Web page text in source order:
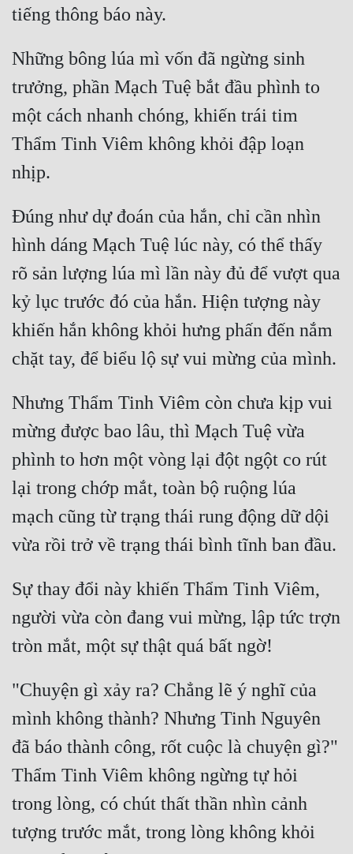
Những bông lúa mì vốn đã ngừng sinh
trưởng, phần Mạch Tuệ bắt đầu phình to
một cách nhanh chóng, khiến trái tim
Thẩm Tinh Viêm không khỏi đập loạn
Đúng như dự đoán của hắn, chỉ cần nhìn
hình dáng Mạch Tuệ lúc này, có thể thấy
rõ sản lượng lúa mì lần này đủ để vượt qua
kỷ lục trước đó của hắn. Hiện tượng này
khiến hắn không khỏi hưng phấn đến nắm
Nhưng Thẩm Tinh Viêm còn chưa kịp vui
mừng được bao lâu, thì Mạch Tuệ vừa
phình to hơn một vòng lại đột ngột co rút
lại trong chớp mắt, toàn bộ ruộng lúa
mạch cũng từ trạng thái rung động dữ dội
Sự thay đổi này khiến Thẩm Tinh Viêm,
người vừa còn đang vui mừng, lập tức trợn
"Chuyện gì xảy ra? Chẳng lẽ ý nghĩ của
mình không thành? Nhưng Tinh Nguyên
đã báo thành công, rốt cuộc là chuyện gì?"
Thẩm Tinh Viêm không ngừng tự hỏi
trong lòng, có chút thất thần nhìn cảnh
tượng trước mắt, trong lòng không khỏi